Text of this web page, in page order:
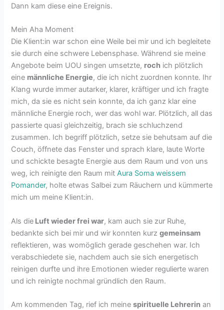
Dann kam diese eine Ereignis.
Mein Aha Moment
Die Klient:in war schon eine Weile bei mir und ich begleitete
sie durch eine schwere Lebensphase. Während sie meine
Angebote beim UOU singen umsetzte, roch ich plötzlich
eine männliche Energie, die ich nicht zuordnen konnte. Ihr
Klang wurde immer autarker, klarer, kräftiger und ich fragte
mich, da sie es nicht sein konnte, da ich ganz klar eine
männliche Energie roch, wer das wohl war. Plötzlich, all das
passierte quasi gleichzeitig, brach sie schluchzend
zusammen. Ich begriff plötzlich, setze sie behutsam auf die
Couch, öffnete das Fenster und sprach klare, laute Worte
und schickte besagte Energie aus dem Raum und von uns
weg, ich reinigte den Raum mitAura Soma weissem
Pomander, holte etwas Salbei zum Räuchern und kümmerte
mich um meine Klient:in.
Als die Luft wieder frei war, kam auch sie zur Ruhe,
bedankte sich bei mir und wir konnten kurzgemeinsam
reflektieren, was womöglich gerade geschehen war. Ich
verabschiedete sie, nachdem auch sie sich energetisch
reinigen durfte und ihre Emotionen wieder regulierte waren
und ich reinigte nochmal gründlich den Raum.
Am kommenden Tag, rief ich meinespirituelle Lehrerin an